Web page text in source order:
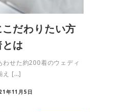
こだわりたい方
は
わせた約200着のウェディ
え […]
年11月5日